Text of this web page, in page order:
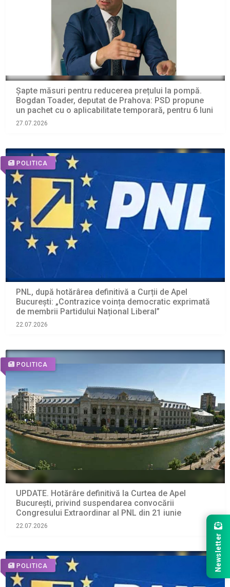
Șapte măsuri pentru reducerea prețului la pompă.
Bogdan Toader, deputat de Prahova: PSD propune
un pachet cu o aplicabilitate temporară, pentru 6 luni
27.07.2026
POLITICA
PNL, după hotărârea definitivă a Curții de Apel
București: „Contrazice voința democratic exprimată
de membrii Partidului Național Liberal”
22.07.2026
POLITICA
UPDATE. Hotărâre definitivă la Curtea de Apel
București, privind suspendarea convocării
Congresului Extraordinar al PNL din 21 iunie
22.07.2026
POLITICA Newsletter